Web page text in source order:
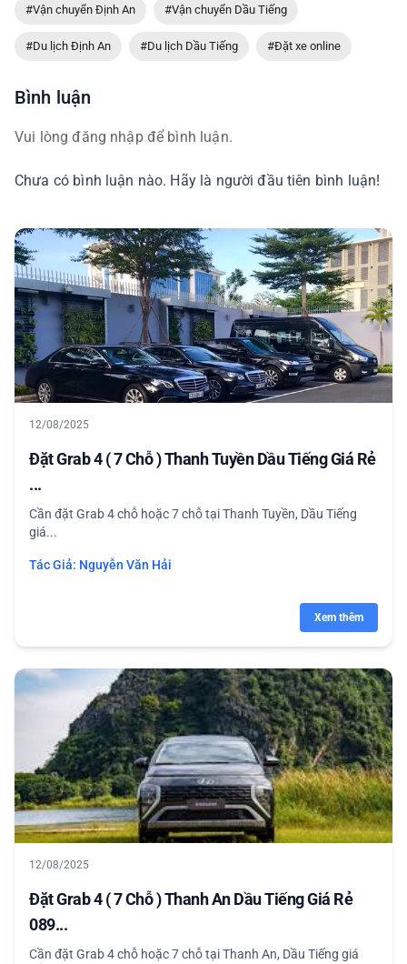
#Vận chuyển Định An #Vận chuyển Dầu Tiếng
#Du lịch Định An #Du lịch Dầu Tiếng #Đặt xe online
Bình luận
Vui lòng đăng nhập để bình luận.
Chưa có bình luận nào. Hãy là người đầu tiên bình luận!
12/08/2025
Đặt Grab 4 ( 7 Chỗ ) Thanh Tuyền Dầu Tiếng Giá Rẻ
...
Cần đặt Grab 4 chỗ hoặc 7 chỗ tại Thanh Tuyền, Dầu Tiếng
giá...
Tác Giả: Nguyễn Văn Hải
Xem thêm
12/08/2025
Đặt Grab 4 ( 7 Chỗ ) Thanh An Dầu Tiếng Giá Rẻ
089...
Cần đặt Grab 4 chỗ hoặc 7 chỗ tại Thanh An, Dầu Tiếng giá